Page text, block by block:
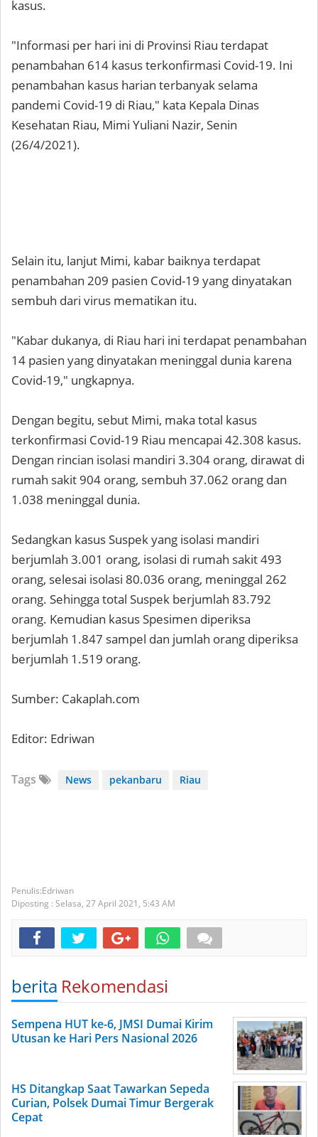
kasus.
"Informasi per hari ini di Provinsi Riau terdapat
penambahan 614 kasus terkonfirmasi Covid-19. Ini
penambahan kasus harian terbanyak selama
pandemi Covid-19 di Riau," kata Kepala Dinas
Kesehatan Riau, Mimi Yuliani Nazir, Senin
(26/4/2021).
Selain itu, lanjut Mimi, kabar baiknya terdapat
penambahan 209 pasien Covid-19 yang dinyatakan
sembuh dari virus mematikan itu.
"Kabar dukanya, di Riau hari ini terdapat penambahan
14 pasien yang dinyatakan meninggal dunia karena
Covid-19," ungkapnya.
Dengan begitu, sebut Mimi, maka total kasus
terkonfirmasi Covid-19 Riau mencapai 42.308 kasus.
Dengan rincian isolasi mandiri 3.304 orang, dirawat di
rumah sakit 904 orang, sembuh 37.062 orang dan
1.038 meninggal dunia.
Sedangkan kasus Suspek yang isolasi mandiri
berjumlah 3.001 orang, isolasi di rumah sakit 493
orang, selesai isolasi 80.036 orang, meninggal 262
orang. Sehingga total Suspek berjumlah 83.792
orang. Kemudian kasus Spesimen diperiksa
berjumlah 1.847 sampel dan jumlah orang diperiksa
berjumlah 1.519 orang.
Sumber: Cakaplah.com
Editor: Edriwan
Tags News pekanbaru Riau
Edriwan
Diposting : Selasa, 27 April 2021, 5:43 AM
berita Rekomendasi
Sempena HUT ke-6, JMSI Dumai Kirim
Utusan ke Hari Pers Nasional 2026
HS Ditangkap Saat Tawarkan Sepeda
Curian, Polsek Dumai Timur Bergerak
Cepat